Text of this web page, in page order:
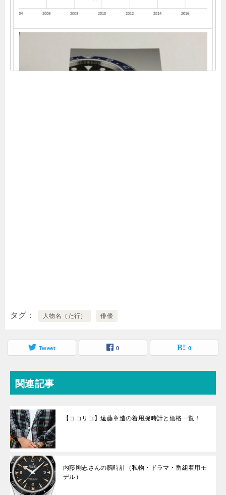
タグ 人物名（た行） 俳優
Tweet 0 0
関連記事
【ココリコ】遠藤章造の着用腕時計と価格一覧！
内藤剛志さんの腕時計（私物・ドラマ・番組着用モ
デル）